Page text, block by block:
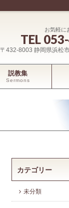
お気軽に
TEL
〒432-8003 静岡県浜松
説教集
Sermons
カテゴリー
未分類